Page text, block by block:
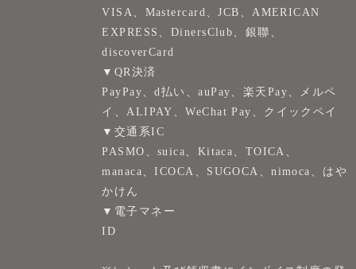
VISA、Mastercard、JCB、AMERICAN
EXPRESS、DinersClub、銀聯、
discoverCard
▼QR決済
PayPay、d払い、auPay、楽天Pay、メルペ
イ、ALIPAY、WeChat Pay、クイックペイ
▼交通系IC
PASMO、suica、Kitaca、TOICA、
manaca、ICOCA、SUGOCA、nimoca、はや
かけん
▼電子マネー
ID